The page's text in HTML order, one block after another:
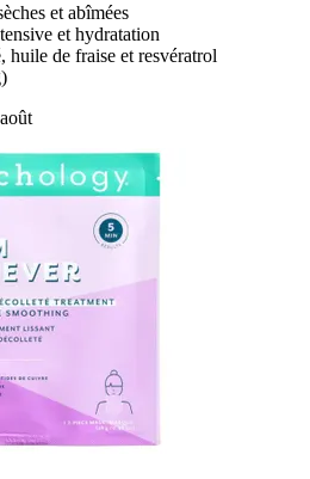
et abîmées
et hydratation
huile de fraise et resvératrol